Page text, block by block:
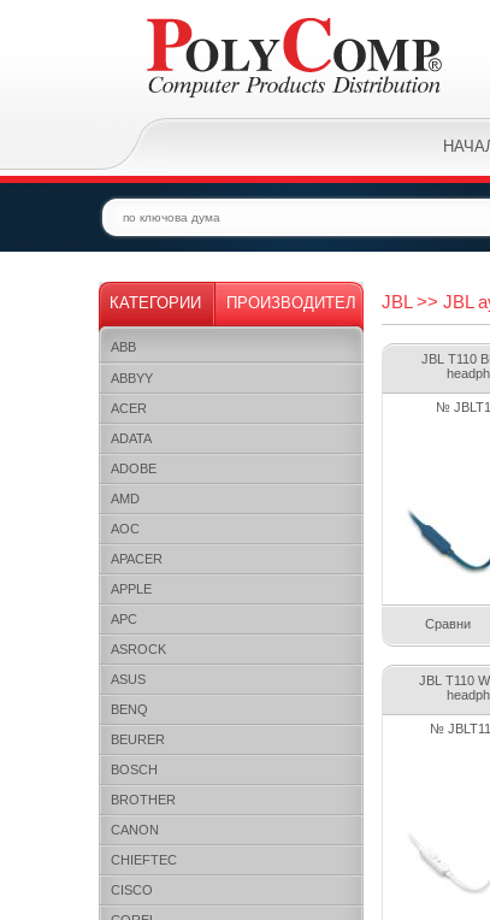
КАТЕГОРИИ ПРОИЗВОДИТЕЛ
ABB
ABBYY
ACER
ADATA
ADOBE
AMD
AOC
APACER
APPLE
APC
ASROCK
ASUS
BENQ
BEURER
BOSCH
BROTHER
CANON
CHIEFTEC
CISCO
JBL >> JBL
JBL T110
№
Сравни
JBL T110
№